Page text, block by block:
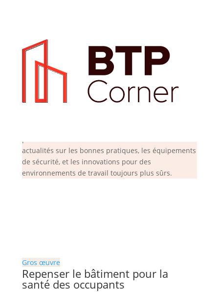
Sécurité et prévention
actualités sur les bonnes pratiques, les équipements
de sécurité, et les innovations pour des
environnements de travail toujours plus sûrs.
Gros œuvre
Repenser le bâtiment pour la
santé des occupants